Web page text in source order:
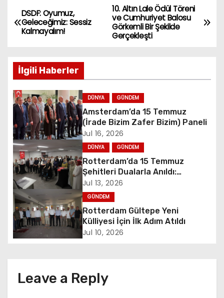
P
o
t
n
a
v
i
g
a
t
n
10. Altın Lale Ödül Töreni
ve Cumhuriyet Balosu
Görkemli Bir Şekilde
Gerçekleşti
DSDF: Oyumuz,
Geleceğimiz: Sessiz
Kalmayalım!
İlgili Haberler
DÜNYA GÜNDEM
Amsterdam’da 15 Temmuz
(İrade Bizim Zafer Bizim) Paneli
Jul 16, 2026
DÜNYA GÜNDEM
Rotterdam’da 15 Temmuz
Şehitleri Dualarla Anıldı:
“Demokrasiye Sahip Çıkmanın
Sembolü”
Jul 13, 2026
GÜNDEM
Rotterdam Gültepe Yeni
Külliyesi İçin İlk Adım Atıldı
Jul 10, 2026
Leave a Reply